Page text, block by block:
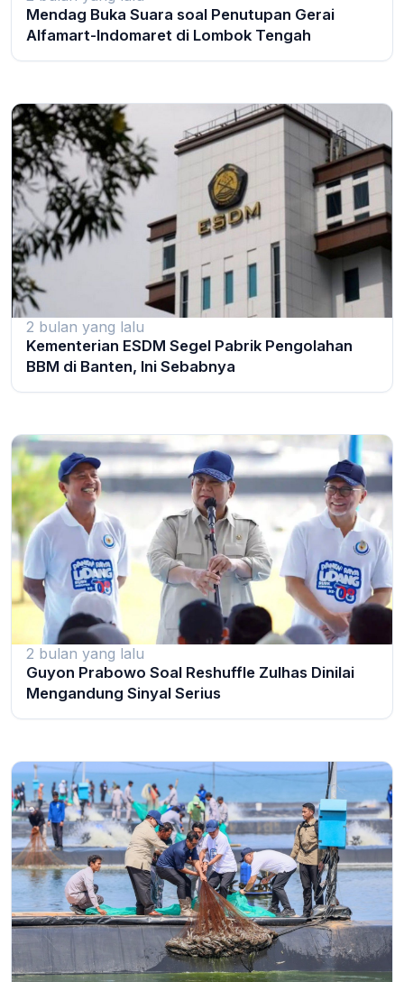
Mendag Buka Suara soal Penutupan Gerai
Alfamart-Indomaret di Lombok Tengah
2 bulan yang lalu
Kementerian ESDM Segel Pabrik Pengolahan
BBM di Banten, Ini Sebabnya
2 bulan yang lalu
Guyon Prabowo Soal Reshuffle Zulhas Dinilai
Mengandung Sinyal Serius